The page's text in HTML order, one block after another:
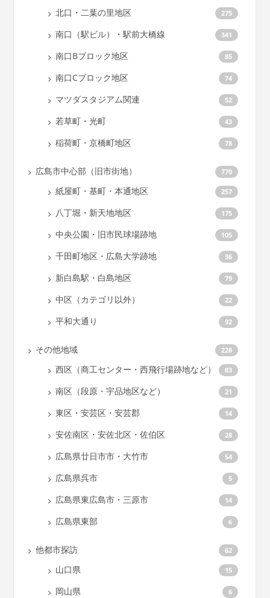
北口・二葉の里地区 275
南口（駅ビル）・駅前大橋線 341
南口Bブロック地区 85
南口Cブロック地区 74
マツダスタジアム関連 52
若草町・光町 43
稲荷町・京橋町地区 78
広島市中心部（旧市街地） 770
紙屋町・基町・本通地区 257
八丁堀・新天地地区 175
中央公園・旧市民球場跡地 105
千田町地区・広島大学跡地 36
新白島駅・白島地区 79
中区（カテゴリ以外） 22
平和大通り 92
その他地域 228
西区（商工センター・西飛行場跡地など） 83
南区（段原・宇品地区など） 21
東区・安芸区・安芸郡 14
安佐南区・安佐北区・佐伯区 28
広島県廿日市市・大竹市 54
広島県呉市 5
広島県東広島市・三原市 14
広島県東部 6
他都市探訪 62
山口県 15
岡山県 6